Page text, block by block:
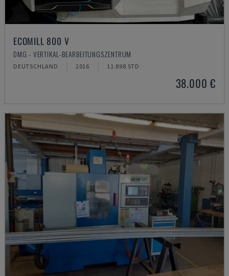
ECOMILL 800 V
DMG - VERTIKAL-BEARBEITUNGSZENTRUM
DEUTSCHLAND 2016 11.898 STD
38.000 €